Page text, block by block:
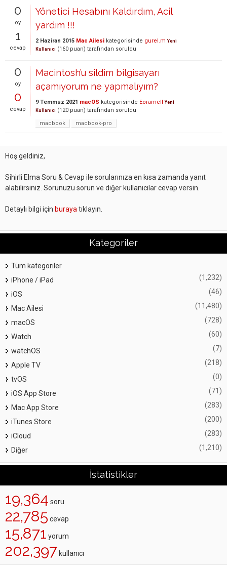
0
oy
1
cevap
Yönetici Hesabını Kaldırdım, Acil
yardım !!!
2 Haziran 2015 Mac Ailesi kategorisinde gurel.m Yeni
Kullanıcı (160 puan) tarafından soruldu
0
oy
0
cevap
Macintosh’u sildim bilgisayarı
açamıyorum ne yapmalıyım?
9 Temmuz 2021 macOS kategorisinde Eoramell Yeni
Kullanıcı (120 puan) tarafından soruldu
macbook
macbook-pro
Hoş geldiniz,
Sihirli Elma Soru & Cevap ile sorularınıza en kısa zamanda yanıt
alabilirsiniz. Sorunuzu sorun ve diğer kullanıcılar cevap versin.
Detaylı bilgi için buraya tıklayın.
Kategoriler
Tüm kategoriler
iPhone / iPad
(1,232)
iOS (46)
Mac Ailesi (11,480)
macOS (728)
Watch (60)
watchOS (7)
Apple TV (218)
tvOS (0)
iOS App Store (71)
Mac App Store (283)
iTunes Store (200)
iCloud (283)
Diğer (1,210)
İstatistikler
19,364 soru
22,785 cevap
15,871 yorum
202,397 kullanıcı